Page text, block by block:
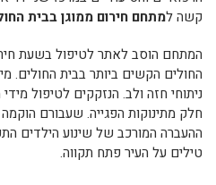
קשה למתחם חירום ממוגן בבית
המתחם הוסב לאתר לטיפול בשעת
החולים הקשים ביותר בבית החולים.
ניתוחי חזה ולב. הנזקקים לטיפול
חלק מתינוקות הפגייה. שעבורם
ההעברה המורכב של שינוע הילדים
טילים על העיר פתח תקווה.